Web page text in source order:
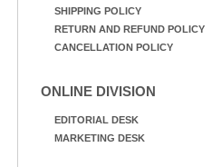
SHIPPING POLICY
RETURN AND REFUND POLICY
CANCELLATION POLICY
ONLINE DIVISION
EDITORIAL DESK
MARKETING DESK